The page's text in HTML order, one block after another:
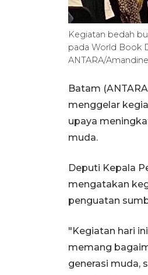
Kegiatan bedah
pada World Book
ANTARA/
Batam
menggelar
upaya
muda.
Deputi Kepala
mengatakan
penguatan
"Kegiatan hari
memang
generasi muda,